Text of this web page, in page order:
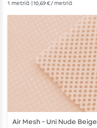
1 metriä | 10,69 € / metriä
Air Mesh - Uni Nude Beige